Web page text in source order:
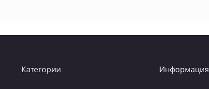
Категории Информация